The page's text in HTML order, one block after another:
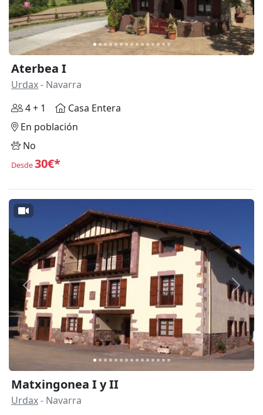
Aterbea I
Urdax- Navarra
4 + 1
Casa Entera
En población
No
Desde30€*
Anterior
Matxingonea I y II
Urdax- Navarra